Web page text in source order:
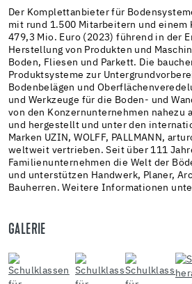
Der Komplettanbieter für
mit rund 1.500 Mitarbeitern und einem
479,3 Mio. Euro (2023) führend in der
Herstellung von Produkten und
Boden, Fliesen und Parkett. Die
Produktsysteme zur
Bodenbelägen und
und Werkzeuge für die Boden- und
von den Konzernunternehmen nahezu
und hergestellt und unter den
Marken UZIN, WOLFF, PALLMANN,
weltweit vertrieben. Seit über 111
Familienunternehmen die Welt der
und unterstützen Handwerk, Planer,
Bauherren. Weitere Informationen
GALERIE